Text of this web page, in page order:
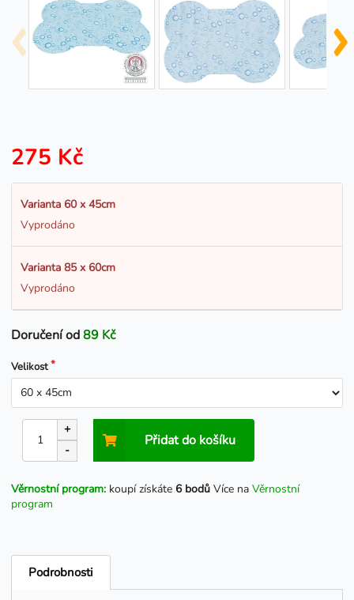
275 Kč
Varianta 60 x 45cm
Vyprodáno
Varianta 85 x 60cm
Vyprodáno
Doručení od89 Kč
Velikost
+
-
Přidat do košíku
Věrnostní program: koupí získáte 6 bodů Více na Věrnostní
program
Podrobnosti